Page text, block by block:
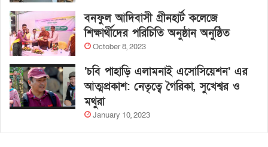
বনফুল আদিবাসী গ্রীনহার্ট কলেজে
শিক্ষার্থীদের পরিচিতি অনুষ্ঠান অনুষ্ঠিত
October 8, 2023
‘চবি পাহাড়ি এলামনাই এসোসিয়েশন’ এর
আত্মপ্রকাশ: নেতৃত্বে গৈরিকা, সুখেশ্বর ও
মথুরা
January 10, 2023